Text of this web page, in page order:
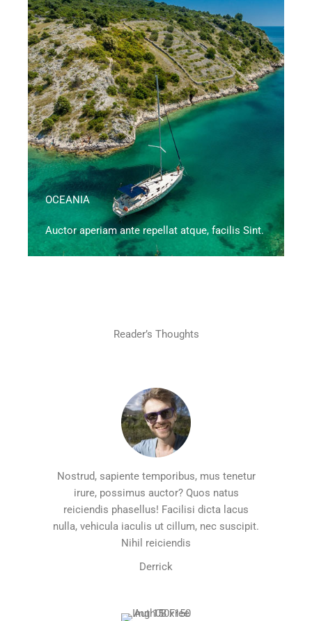
OCEANIA
Auctor aperiam ante repellat atque, facilis Sint.
Reader’s Thoughts
Nostrud, sapiente temporibus, mus tenetur
irure, possimus auctor? Quos natus
reiciendis phasellus! Facilisi dicta lacus
nulla, vehicula iaculis ut cillum, nec suscipit.
Nihil reiciendis
Derrick